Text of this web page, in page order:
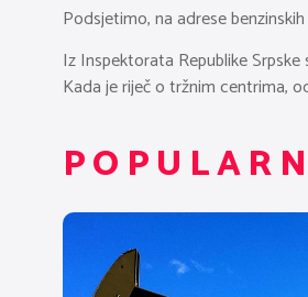
Podsjetimo, na adrese
Iz Inspektorata Republike
Kada je riječ o tržnim centrima,